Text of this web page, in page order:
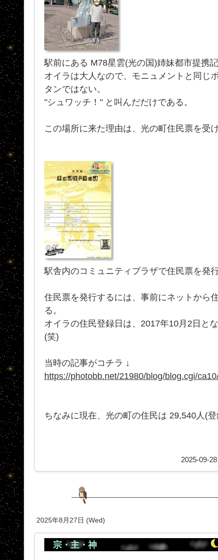
駅前にある M78星雲(光の国)姉妹都市提携
オイラは大人なので、モニュメントと同じ
タンではない。
"シュワッチ！" と叫んだだけである。
この場所に来た理由は、光の町住民票を受
駅舎内のコミュニティプラザで住民票を発
住民票を発行するには、事前にネットから
る。
オイラの住民登録日は、2017年10月2日と
(笑)
当時の記事がコチラ ↓
https://photobb.net/21980/blog/blog.cgi/
ちなみに現在、光の町の住民は 29,540人(
2025-09-
2025年8月27日 (Wed)
宗・主・神